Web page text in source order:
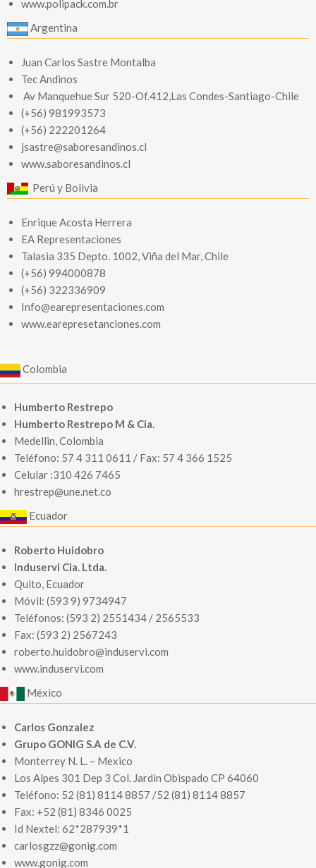
www.polipack.com.br
Argentina
Juan Carlos Sastre Montalba
Tec Andinos
Av Manquehue Sur 520-Of.412,Las Condes-Santiago-Chile
(+56) 981993573
(+56) 222201264
jsastre@saboresandinos.cl
www.saboresandinos.cl
Perú y Bolivia
Enrique Acosta Herrera
EA Representaciones
Talasia 335 Depto. 1002, Viña del Mar, Chile
(+56) 994000878
(+56) 322336909
Info@earepresentaciones.com
www.earepresetanciones.com
Colombia
Humberto Restrepo
Humberto Restrepo M & Cia.
Medellin, Colombia
Teléfono: 57 4 311 0611 / Fax: 57 4 366 1525
Celular :310 426 7465
hrestrep@une.net.co
Ecuador
Roberto Huidobro
Induservi Cia. Ltda.
Quito, Ecuador
Móvil: (593 9) 9734947
Teléfonos: (593 2) 2551434 / 2565533
Fax: (593 2) 2567243
roberto.huidobro@induservi.com
www.induservi.com
México
Carlos Gonzalez
Grupo GONIG S.A de C.V.
Monterrey N. L. – Mexico
Los Alpes 301 Dep 3 Col. Jardin Obispado CP 64060
Teléfono: 52 (81) 8114 8857 /52 (81) 8114 8857
Fax: +52 (81) 8346 0025
Id Nextel: 62*287939*1
carlosgzz@gonig.com
www.gonig.com